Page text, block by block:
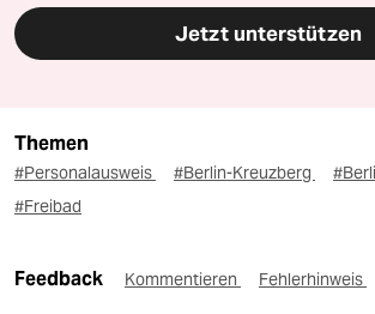
Jetzt unterstützen
Themen
#Personalausweis #Berlin-Kreuzberg
#Freibad
Feedback Kommentieren Fehlerhinweis